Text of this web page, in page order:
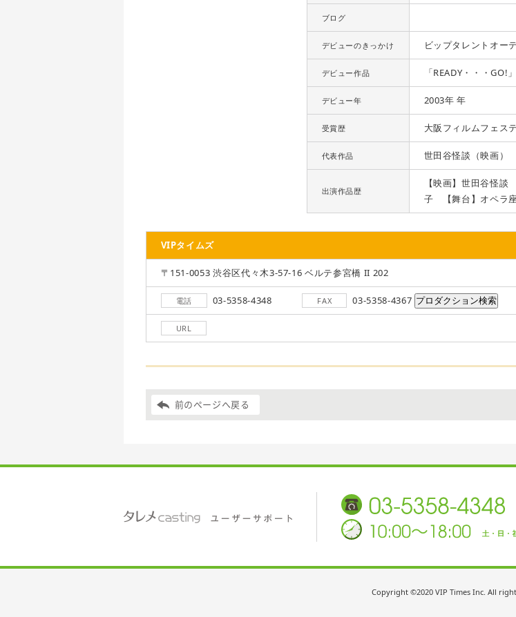
ブログ
デビューのきっかけ ビップタレントオ
デビュー作品 「READY・・・GO!
デビュー年 2003年 年
受賞歴 大阪フィルムフェ
代表作品 世田谷怪談（映画）
出演作品歴
【映画】世田谷怪
子 【舞台】オペラ
VIPタイムズ
〒151-0053 渋谷区代々木3-57-16 ベルテ参宮橋 II 202
電話 03-5358-4348 FAX 03-5358-4367
URL
前のページへ戻る
Copyright ©2020 VIP Times Inc. All